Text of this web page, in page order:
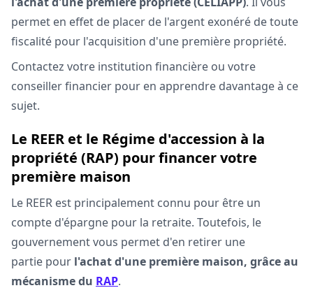
permet en effet de placer de l'argent exonéré de toute
fiscalité pour l'acquisition d'une première propriété.
Contactez votre institution financière ou votre
conseiller financier pour en apprendre davantage à ce
sujet.
Le REER et le Régime d'accession à la
propriété (RAP) pour financer votre
première maison
Le REER est principalement connu pour être un
compte d'épargne pour la retraite. Toutefois, le
gouvernement vous permet d'en retirer une
partie pour l'achat d'une première maison, grâce au
mécanisme du RAP.